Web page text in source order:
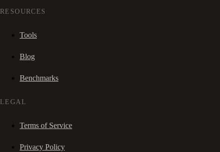
RESOURCES
Tools
Blog
Benchmarks
LEGAL
Terms of Service
Privacy Policy